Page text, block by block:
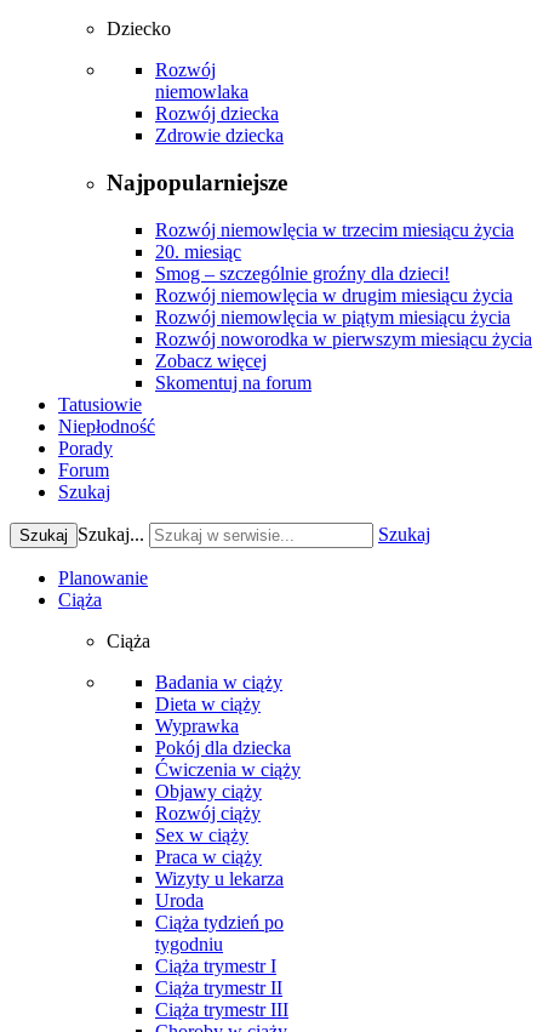
Dziecko
Rozwój
niemowlaka
Rozwój dziecka
Zdrowie dziecka
Najpopularniejsze
Rozwój niemowlęcia w trzecim miesiącu życia
20. miesiąc
Smog – szczególnie groźny dla dzieci!
Rozwój niemowlęcia w drugim miesiącu życia
Rozwój niemowlęcia w piątym miesiącu życia
Rozwój noworodka w pierwszym miesiącu życia
Zobacz więcej
Skomentuj na forum
Tatusiowie
Niepłodność
Porady
Forum
Szukaj
Szukaj Szukaj... Szukaj
Planowanie
Ciąża
Ciąża
Badania w ciąży
Dieta w ciąży
Wyprawka
Pokój dla dziecka
Ćwiczenia w ciąży
Objawy ciąży
Rozwój ciąży
Sex w ciąży
Praca w ciąży
Wizyty u lekarza
Uroda
Ciąża tydzień po
tygodniu
Ciąża trymestr I
Ciąża trymestr II
Ciąża trymestr III